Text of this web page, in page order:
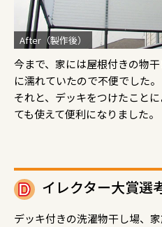
After（製作後）
今まで、家には屋根付きの物
に濡れていたので不便でした。
それと、デッキをつけたこと
ても使えて便利になりました。
イレクター大賞選
デッキ付きの洗濯物干し場、